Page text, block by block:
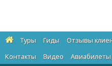
Туры Гиды Отзывы
Контакты
Видео Авиабилеты